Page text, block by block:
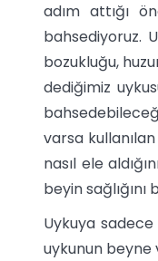
adım attığı
bahsediyoruz.
bozukluğu,
dediğimiz
varsa
nasıl ele
beyin
Uykuya
uykunun beyne